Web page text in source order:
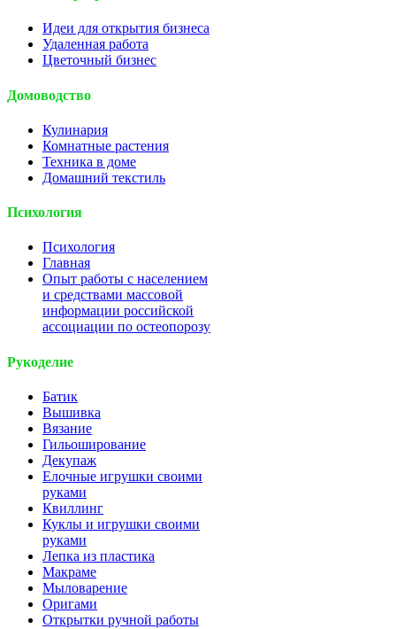
Идеи для открытия бизнеса
Удаленная работа
Цветочный бизнес
Домоводство
Кулинария
Комнатные растения
Техника в доме
Домашний текстиль
Психология
Психология
Главная
Опыт работы с населением
и средствами массовой
информации российской
ассоциации по остеопорозу
Рукоделие
Батик
Вышивка
Вязание
Гильоширование
Декупаж
Елочные игрушки своими
руками
Квиллинг
Куклы и игрушки своими
руками
Лепка из пластика
Макраме
Мыловарение
Оригами
Открытки ручной работы